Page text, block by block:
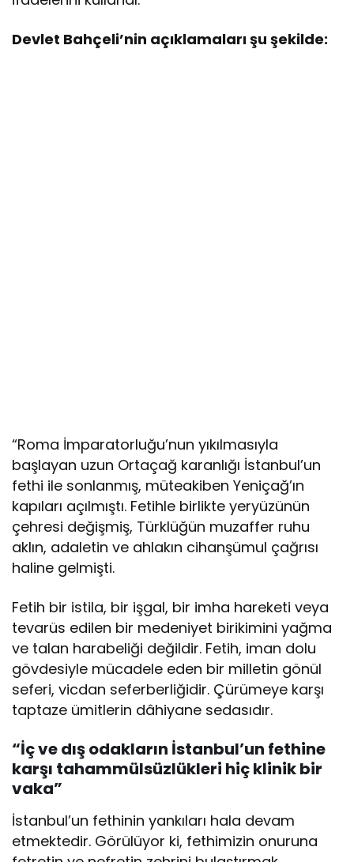
Devlet Bahçeli’nin açıklamaları şu şekilde:
“Roma İmparatorluğu’nun yıkılmasıyla
başlayan uzun Ortaçağ karanlığı İstanbul’un
fethi ile sonlanmış, müteakiben Yeniçağ’ın
kapıları açılmıştı. Fetihle birlikte yeryüzünün
çehresi değişmiş, Türklüğün muzaffer ruhu
aklın, adaletin ve ahlakın cihanşümul çağrısı
haline gelmişti.
Fetih bir istila, bir işgal, bir imha hareketi veya
tevarüs edilen bir medeniyet birikimini yağma
ve talan harabeliği değildir. Fetih, iman dolu
gövdesiyle mücadele eden bir milletin gönül
seferi, vicdan seferberliğidir. Çürümeye karşı
taptaze ümitlerin dâhiyane sedasıdır.
“İç ve dış odakların İstanbul’un fethine
karşı tahammülsüzlükleri hiç klinik bir
vaka”
İstanbul’un fethinin yankıları hala devam
etmektedir. Görülüyor ki, fethimizin onuruna